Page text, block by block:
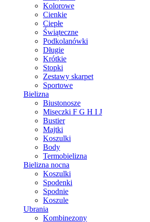
Kolorowe
Cienkie
Ciepłe
Świąteczne
Podkolanówki
Długie
Krótkie
Stopki
Zestawy skarpet
Sportowe
Bielizna
Biustonosze
Miseczki F G H I J
Bustier
Majtki
Koszulki
Body
Termobielizna
Bielizna nocna
Koszulki
Spodenki
Spodnie
Koszule
Ubrania
Kombinezony